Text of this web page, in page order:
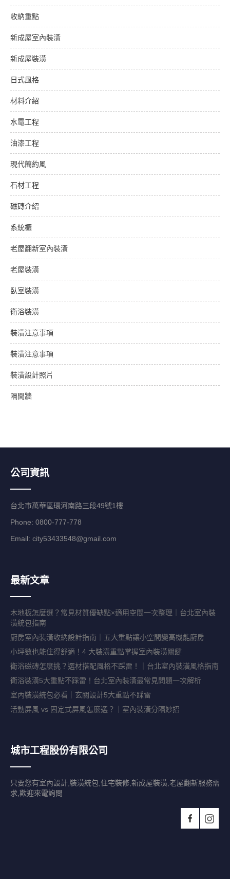
收納重點
新成屋室內裝潢
新成屋裝潢
日式風格
材料介紹
水電工程
油漆工程
現代簡約風
石材工程
磁磚介紹
系統櫃
老屋翻新室內裝潢
老屋裝潢
臥室裝潢
衛浴裝潢
裝潢注意事項
裝潢注意事項
裝潢設計照片
隔間牆
公司資訊
台北市萬華區環河南路三段49號1樓
Phone: 0800-777-778
Email: city53433548@gmail.com
最新文章
木地板怎麼選？常見材質優缺點×適用空間一次整理｜台北室內裝
潢統包指南
廚房室內裝潢收納設計指南｜五大重點讓小空間變高機能廚房
小坪數也能住得舒適！4 大裝潢重點掌握室內裝潢關鍵
衛浴磁磚怎麼挑？選材搭配風格不踩雷！｜台北室內裝潢風格指南
衛浴裝潢5大重點不踩雷！台北室內裝潢最常見問題一次解析
室內裝潢統包必看｜玄關設計5大重點不踩雷
活動屏風 vs 固定式屏風怎麼選？｜室內裝潢分隔妙招
城市工程股份有限公司
只要您有室內設計,裝潢統包,住宅裝修,新成屋裝潢,老屋翻新服務需
求,歡迎來電詢問